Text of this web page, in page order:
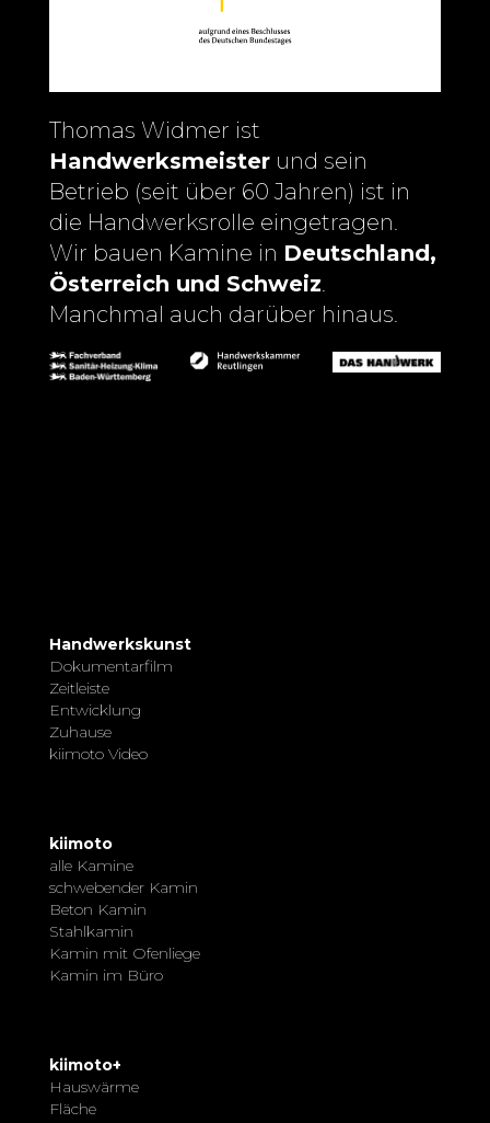
Thomas Widmer ist
Handwerksmeister und sein
Betrieb (seit über 60 Jahren) ist in
die Handwerksrolle eingetragen.
Wir bauen Kamine in Deutschland,
Österreich und Schweiz
Manchmal auch darüber hinaus.
Handwerkskunst
Dokumentarfilm
Zeitleiste
Entwicklung
Zuhause
kiimoto Video
kiimoto
alle Kamine
schwebender Kamin
Beton Kamin
Stahlkamin
Kamin mit Ofenliege
Kamin im Büro
kiimoto+
Hauswärme
Fläche